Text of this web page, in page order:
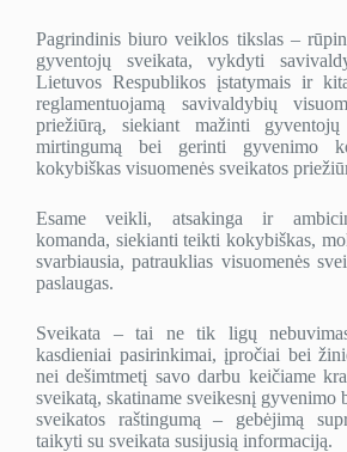
Pagrindinis biuro veiklos tikslas –
gyventojų sveikata, vykdyti
Lietuvos Respublikos įstatymais ir
reglamentuojamą savivaldybių
priežiūrą, siekiant mažinti
mirtingumą bei gerinti gyvenimo
kokybiškas visuomenės sveikatos
Esame veikli, atsakinga ir
komanda, siekianti teikti kokybiškas,
svarbiausia, patrauklias visuomenės
paslaugas.
Sveikata – tai ne tik ligų
kasdieniai pasirinkimai, įpročiai bei
nei dešimtmetį savo darbu keičiame
sveikatą, skatiname sveikesnį gyvenimo
sveikatos raštingumą – gebėjimą
taikyti su sveikata susijusią informaciją.